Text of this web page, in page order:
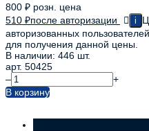
800 ₽ розн. цена
510 ₽после авторизации i
авторизованных
для получения данной цены.
В наличии: 446 шт.
арт. 50425
–
+
В корзину